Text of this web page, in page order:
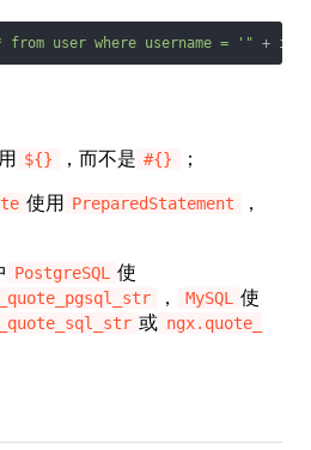
user where username = '" +
${} ，而不是 #{} ；
使用 PreparedStatement
，
PostgreSQL
使
， MySQL
使
或 ngx.quote_